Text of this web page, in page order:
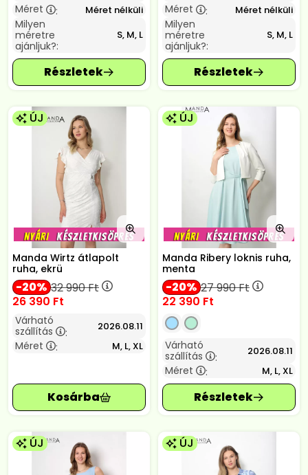
Méret
: Méret nélküli
Milyen
méretre
ajánljuk?:
S, M, L
Méret
: Méret nélküli
Milyen
méretre
ajánljuk?:
S, M, L
ÚJ
Manda Wirtz átlapolt
ruha, ekrü
20 32 990Ft
26 390 Ft
Várható
szállítás
: 2026.08.11
Méret : M, L, XL
ÚJ
Manda Ribery loknis ruha,
menta
20 27 990Ft
22 390 Ft
Várható
szállítás
: 2026.08.11
Méret : M, L, XL
ÚJ ÚJ